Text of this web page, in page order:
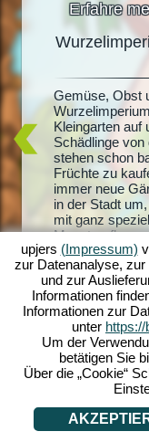
Erfahre
2
zu
auch
Gemüse, Obst
Kleingarten auf
Schädlinge von
stehen schon
Früchte zu
immer neue
in der Stadt
mit ganz
upjers (Impressum)
zur Datenanalyse,
und zur
Informationen
Informationen zur
unter
Um der
betätigen Sie
Über die „Cookie“